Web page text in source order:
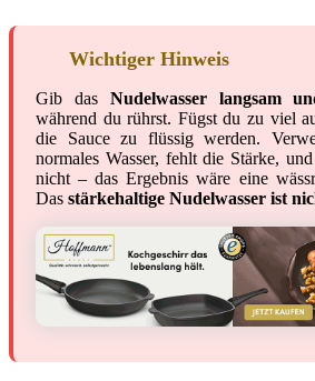
Wichtiger Hinweis
Gib das Nudelwasser langsam
während du rührst. Fügst du zu viel
die Sauce zu flüssig werden.
normales Wasser, fehlt die Stärke,
nicht – das Ergebnis wäre eine
Das stärkehaltige Nudelwasser ist